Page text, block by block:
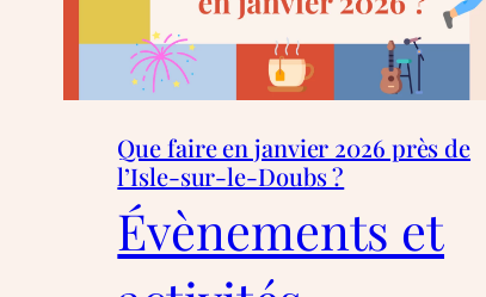
Que faire en janvier 2026 près de
l’Isle-sur-le-Doubs ?
Évènements et